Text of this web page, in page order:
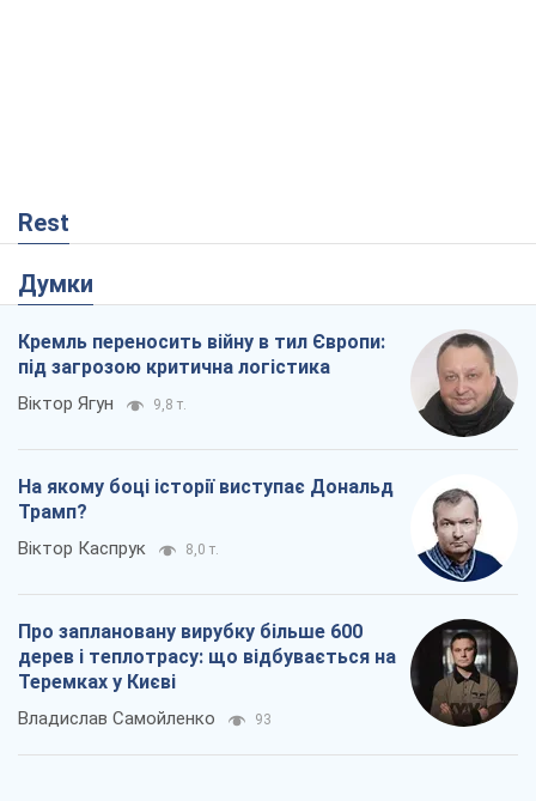
Rest
Думки
Кремль переносить війну в тил Європи:
під загрозою критична логістика
Віктор Ягун 9,8 т.
На якому боці історії виступає Дональд
Трамп?
Віктор Каспрук 8,0 т.
Про заплановану вирубку більше 600
дерев і теплотрасу: що відбувається на
Теремках у Києві
Владислав Самойленко 93